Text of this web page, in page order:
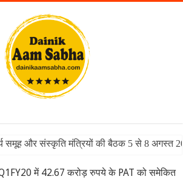
समूह और संस्कृति मंत्रियों की बैठक 5 से 8 अगस्त
में 42.67 करोड़ रुपये के PAT को समेकित